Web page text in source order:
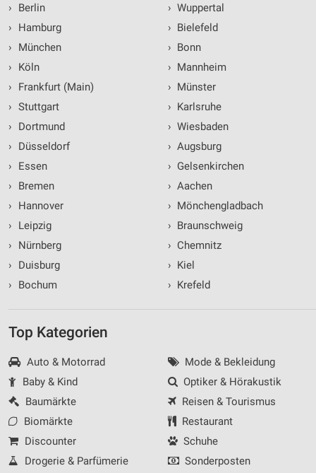
›
Berlin
›
Hamburg
›
München
›
Köln
›
Frankfurt (Main)
› Stuttgart
›
Dortmund
›
Düsseldorf
›
Essen
›
Bremen
›
Hannover
›
Leipzig
›
Nürnberg
›
Duisburg
›
Bochum
› Wuppertal
› Bielefeld
› Bonn
› Mannheim
› Münster
› Karlsruhe
› Wiesbaden
› Augsburg
› Gelsenkirchen
› Aachen
› Mönchengladbach
› Braunschweig
› Chemnitz
› Kiel
› Krefeld
Top Kategorien
Auto & Motorrad
Baby & Kind
Baumärkte
Biomärkte
Discounter
Drogerie & Parfümerie
Mode & Bekleidung
Optiker & Hörakustik
Reisen & Tourismus
Restaurant
Schuhe
Sonderposten